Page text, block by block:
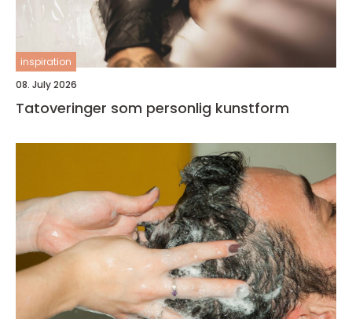
inspiration
08. July 2026
Tatoveringer som personlig kunstform